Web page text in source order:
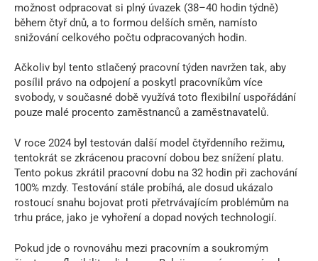
možnost odpracovat si plný úvazek (38–40 hodin týdně)
během čtyř dnů, a to formou delších směn, namísto
snižování celkového počtu odpracovaných hodin.
Ačkoliv byl tento stlačený pracovní týden navržen tak, aby
posílil právo na odpojení a poskytl pracovníkům více
svobody, v současné době využívá toto flexibilní uspořádání
pouze malé procento zaměstnanců a zaměstnavatelů.
V roce 2024 byl testován další model čtyřdenního režimu,
tentokrát se zkrácenou pracovní dobou bez snížení platu.
Tento pokus zkrátil pracovní dobu na 32 hodin při zachování
100% mzdy. Testování stále probíhá, ale dosud ukázalo
rostoucí snahu bojovat proti přetrvávajícím problémům na
trhu práce, jako je vyhoření a dopad nových technologií.
Pokud jde o rovnováhu mezi pracovním a soukromým